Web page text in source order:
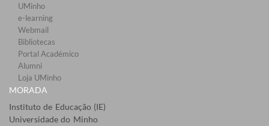
UMinho
e-learning
Webmail​
Bibliotecas​
Portal Académico
Alumni
Loja UMinho
MORADA
Instituto de Educação (IE)
Universidade do Minho